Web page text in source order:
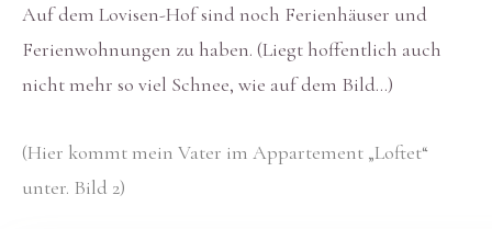
Auf dem Lovisen-Hof sind noch Ferienhäuser und
Ferienwohnungen zu haben. (Liegt hoffentlich auch
nicht mehr so viel Schnee, wie auf dem Bild…)
(Hier kommt mein Vater im Appartement „Loftet“
unter. Bild 2)